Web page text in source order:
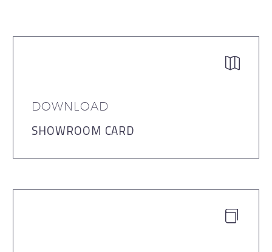


DOWNLOAD
SHOWROOM CARD

